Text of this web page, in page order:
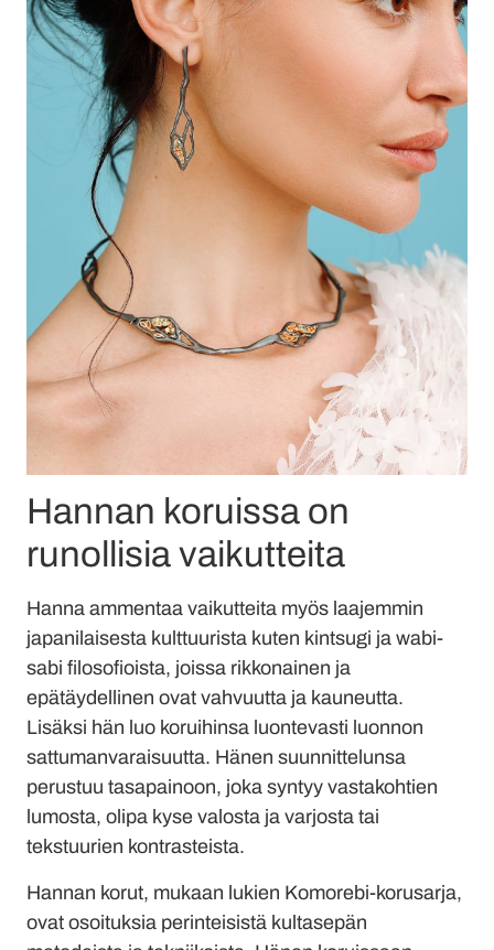
Hannan koruissa on
runollisia vaikutteita
Hanna ammentaa vaikutteita myös laajemmin
japanilaisesta kulttuurista kuten kintsugi ja wabi-
sabi filosofioista, joissa rikkonainen ja
epätäydellinen ovat vahvuutta ja kauneutta.
Lisäksi hän luo koruihinsa luontevasti luonnon
sattumanvaraisuutta. Hänen suunnittelunsa
perustuu tasapainoon, joka syntyy vastakohtien
lumosta, olipa kyse valosta ja varjosta tai
tekstuurien kontrasteista.
Hannan korut, mukaan lukien Komorebi-korusarja,
ovat osoituksia perinteisistä kultasepän